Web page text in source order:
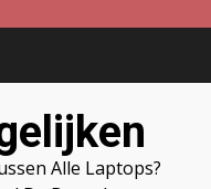
Alle Laptops?